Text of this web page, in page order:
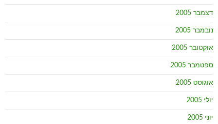
דצמבר 2005
נובמבר 2005
אוקטובר 2005
ספטמבר 2005
אוגוסט 2005
יולי 2005
יוני 2005